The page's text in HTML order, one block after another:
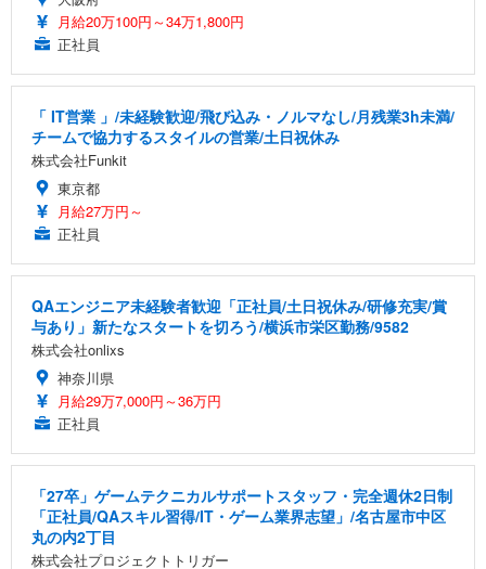
月給20万100円～34万1,800円
正社員
「 IT営業 」/未経験歓迎/飛び込み・ノルマなし/月残業3h未満/
チームで協力するスタイルの営業/土日祝休み
株式会社Funkit
東京都
月給27万円～
正社員
QAエンジニア未経験者歓迎「正社員/土日祝休み/研修充実/賞
与あり」新たなスタートを切ろう/横浜市栄区勤務/9582
株式会社onlixs
神奈川県
月給29万7,000円～36万円
正社員
「27卒」ゲームテクニカルサポートスタッフ・完全週休2日制
「正社員/QAスキル習得/IT・ゲーム業界志望」/名古屋市中区
丸の内2丁目
株式会社プロジェクトトリガー